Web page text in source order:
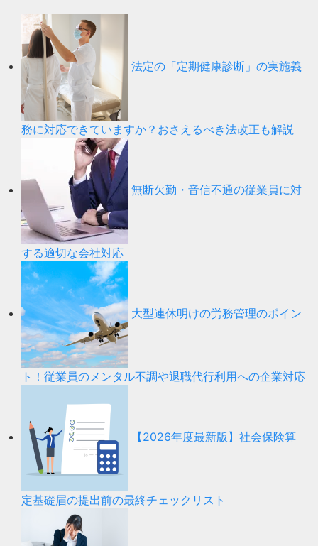
法定の「定期健康診断」の実施義
務に対応できていますか？おさえるべき法改正も解説
無断欠勤・音信不通の従業員に対
する適切な会社対応
大型連休明けの労務管理のポイン
ト！従業員のメンタル不調や退職代行利用への企業対応
【2026年度最新版】社会保険算
定基礎届の提出前の最終チェックリスト